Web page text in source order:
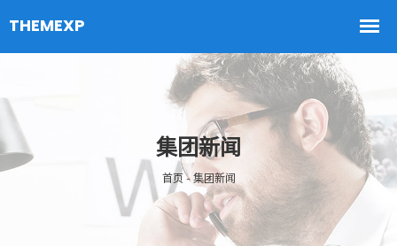
集团新闻
首页 - 集团新闻